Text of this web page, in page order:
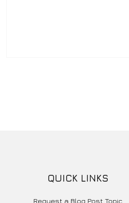
QUICK LINKS
Request a Blog Post Topic